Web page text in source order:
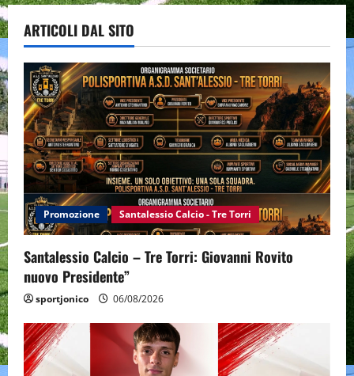
ARTICOLI DAL SITO
Promozione Santalessio Calcio - Tre Torri
Santalessio Calcio – Tre Torri: Giovanni Rovito
nuovo Presidente”
sportjonico 06/08/2026